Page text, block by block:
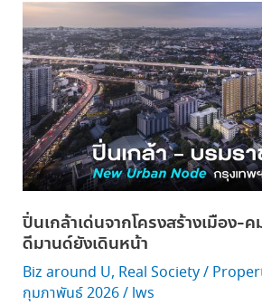
ปิ่นเกล้าเด่นจากโครงสร้างเมือง-
ดีมานด์ยังเดินหน้า
Biz around U, Real Society/
กุมภาพันธ์ 2026/ lws
ปิ่น
เกล้า
เด่น
จาก
โครงสร้าง
เมือง-
คมนาคม
ใหม่
ดีมานด์
ยัง
เดิน
หน้า